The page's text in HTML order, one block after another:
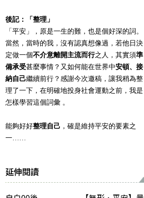
後記：「整理」
「平安」，原是一生的難，也是個好深的詞。
當然，當時的我，沒有認真想像過，若他日決
定做一個不介意離開主流而行之人，其實須準
備承受甚麼事情？又如何能在世界中安頓、接
納自己繼續前行？感謝今次邀稿，讓我稍為整
理了一下，在明確地投身社會運動之前，我是
怎樣學習這個詞彙 。
能夠好好整理自己 ，確是維持平安的要素之
一……
延伸閱讀